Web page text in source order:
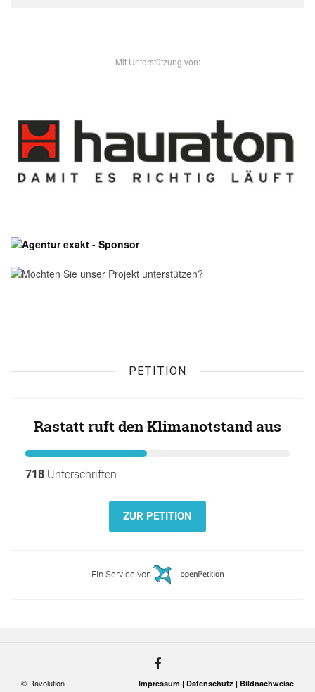
- Unsere Sponsoren -
PETITION
Rastatt ruft den Klimanotstand aus
718 Unterschriften
ZUR PETITION
Ein Service von
© Ravolution Impressum | Datenschutz | Bildnachweise